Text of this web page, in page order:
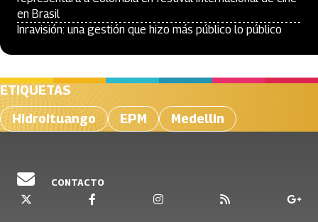
en Brasil
Inravisión: una gestión que hizo más público lo público
ETIQUETAS
Hidroituango
EPM Medellin
CONTACTO